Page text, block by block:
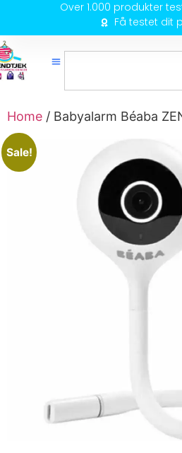
Over 1.000 produkter
Få testet dit
Home / Babyalarm Béaba
Sale!